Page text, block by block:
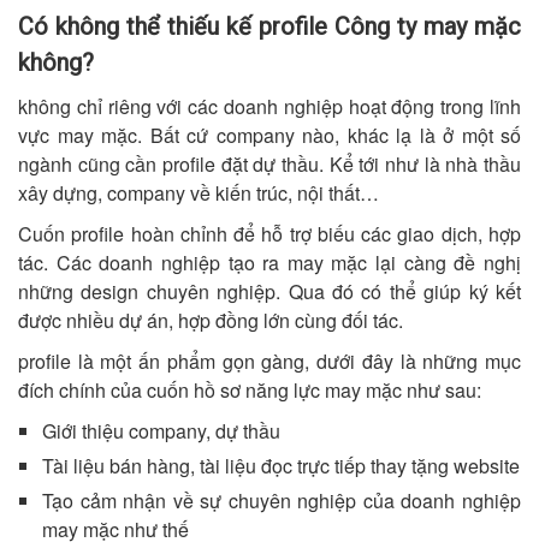
Có không thể thiếu kế profile Công ty may mặc
không?
không chỉ riêng với các doanh nghiệp hoạt động trong lĩnh
vực may mặc. Bất cứ company nào, khác lạ là ở một số
ngành cũng cần profile đặt dự thầu. Kể tới như là nhà thầu
xây dựng, company về kiến trúc, nội thất…
Cuốn profile hoàn chỉnh để hỗ trợ biếu các giao dịch, hợp
tác. Các doanh nghiệp tạo ra may mặc lại càng đề nghị
những design chuyên nghiệp. Qua đó có thể giúp ký kết
được nhiều dự án, hợp đồng lớn cùng đối tác.
profile là một ấn phẩm gọn gàng, dưới đây là những mục
đích chính của cuốn hồ sơ năng lực may mặc như sau:
Giới thiệu company, dự thầu
Tài liệu bán hàng, tài liệu đọc trực tiếp thay tặng website
Tạo cảm nhận về sự chuyên nghiệp của doanh nghiệp
may mặc như thế